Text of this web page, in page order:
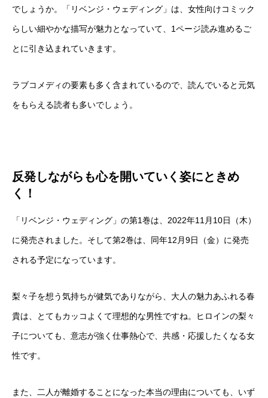
でしょうか。「リベンジ・ウェディング」は、女性向けコミック
らしい細やかな描写が魅力となっていて、1ページ読み進めるご
とに引き込まれていきます。
ラブコメディの要素も多く含まれているので、読んでいると元気
をもらえる読者も多いでしょう。
反発しながらも心を開いていく姿にときめ
く！
「リベンジ・ウェディング」の第1巻は、2022年11月10日（木）
に発売されました。そして第2巻は、同年12月9日（金）に発売
される予定になっています。
梨々子を想う気持ちが健気でありながら、大人の魅力あふれる春
貴は、とてもカッコよくて理想的な男性ですね。ヒロインの梨々
子についても、意志が強く仕事熱心で、共感・応援したくなる女
性です。
また、二人が離婚することになった本当の理由についても、いず